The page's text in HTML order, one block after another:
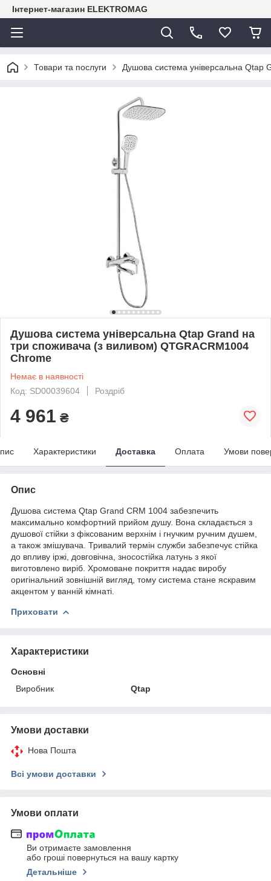
Інтернет-магазин ELEKTROMAG
Товари та послуги Душова система універсальна Qtap
Душова система універсальна Qtap Grand на
три споживача (з виливом) QTGRACRM1004
Chrome
Немає в наявності
Код: SD00039604
Роздріб
4 961 ₴
Характеристики Доставка Оплата Умови
Опис
Душова система Qtap Grand CRM 1004 забезпечить
максимально комфортний прийом душу. Вона складається з
душової стійки з фіксованим верхнім і гнучким ручним душем,
а також змішувача. Тривалий термін служби забезпечує стійка
до впливу іржі, довговічна, зносостійка латунь з якої
виготовлено виріб. Хромоване покриття надає виробу
оригінальний зовнішній вигляд, тому система стане яскравим
акцентом у ванній кімнаті.
Приховати
Характеристики
Основні
Виробник
Qtap
Умови доставки
Нова Пошта
Всі умови доставки
Умови оплати
Ви отримаєте замовлення
або гроші повернуться на вашу картку
Детальніше